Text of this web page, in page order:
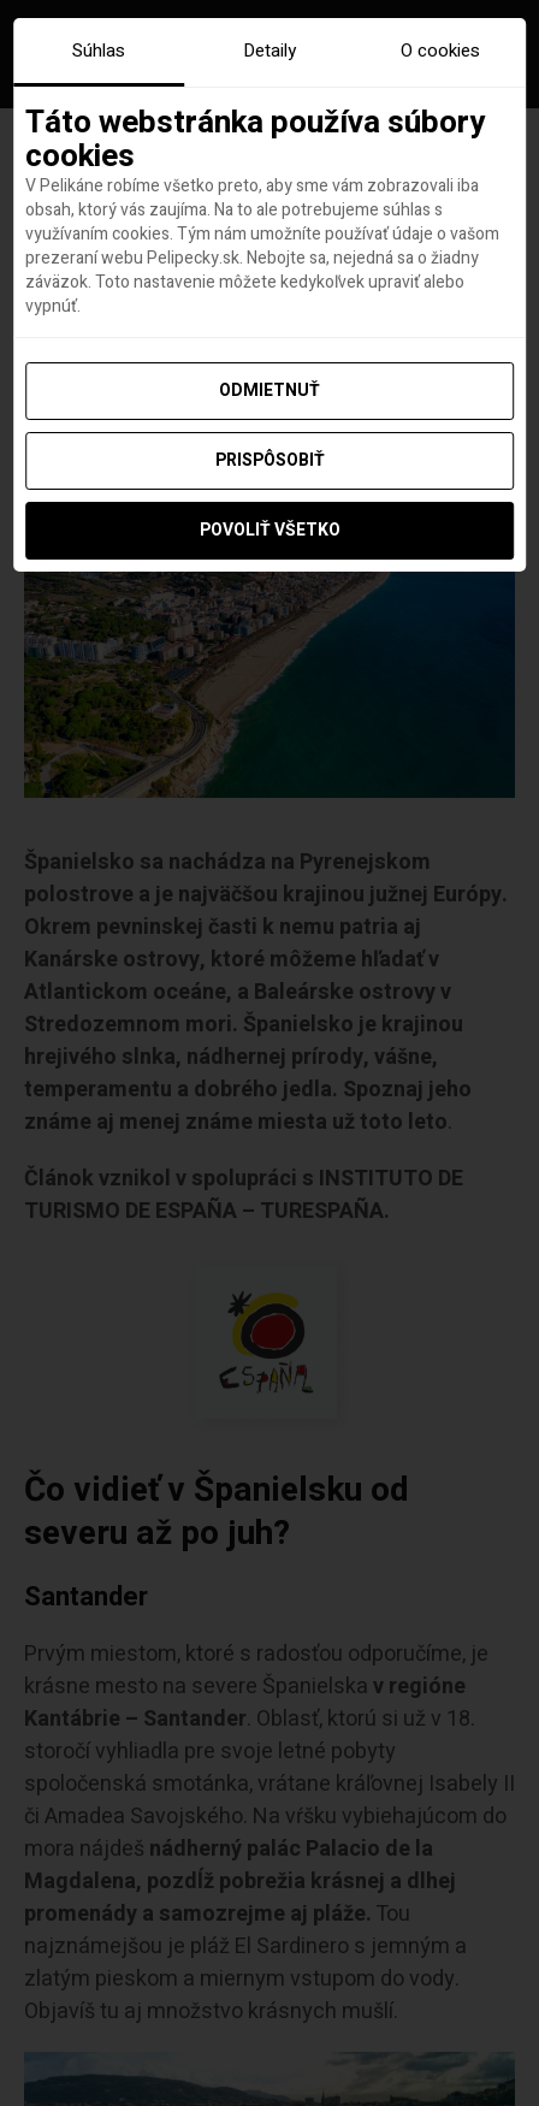
Španielsko: veľký sprievodca
s tipmi na zaujímavé miesta +
lacné letenky
autorRedakcia Pelipecky.sk 9. MÁJA 2024
Španielsko sa nachádza na Pyrenejskom
polostrove a je najväčšou krajinou južnej Európy.
Okrem pevninskej časti k nemu patria aj
Kanárske ostrovy, ktoré môžeme hľadať v
Atlantickom oceáne, a Baleárske ostrovy v
Stredozemnom mori. Španielsko je krajinou
hrejivého slnka, nádhernej prírody, vášne,
temperamentu a dobrého jedla. Spoznaj jeho
známe aj menej známe miesta už toto leto.
Článok vznikol v spolupráci s INSTITUTO DE
TURISMO DE ESPAÑA – TURESPAÑA.
Čo vidieť v Španielsku od
severu až po juh?
Santander
Prvým miestom, ktoré s radosťou odporučíme, je
krásne mesto na severe Španielskav regióne
Kantábrie – Santander. Oblasť, ktorú si už v 18.
storočí vyhliadla pre svoje letné pobyty
spoločenská smotánka, vrátane kráľovnej Isabely II
či Amadea Savojského. Na vŕšku vybiehajúcom do
mora nájdeš nádherný palác Palacio de la
Magdalena, pozdĺž pobrežia krásnej a dlhej
promenády a samozrejme aj pláže. Tou
najznámejšou je pláž El Sardinero s jemným a
zlatým pieskom a miernym vstupom do vody.
Objavíš tu aj množstvo krásnych mušlí.
Súhlas Detaily O cookies
Táto webstránka používa súbory
cookies
V Pelikáne robíme všetko preto, aby sme vám zobrazovali iba
obsah, ktorý vás zaujíma. Na to ale potrebujeme súhlas s
využívaním cookies. Tým nám umožníte používať údaje o vašom
prezeraní webu Pelipecky.sk. Nebojte sa, nejedná sa o žiadny
záväzok. Toto nastavenie môžete kedykoľvek upraviť alebo
vypnúť.
ODMIETNUŤ
PRISPÔSOBIŤ
POVOLIŤ VŠETKO